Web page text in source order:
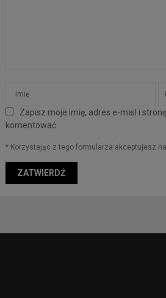
Zapisz moje imię, adres e-mail i
komentować.
* Korzystając z tego formularza akceptujesz